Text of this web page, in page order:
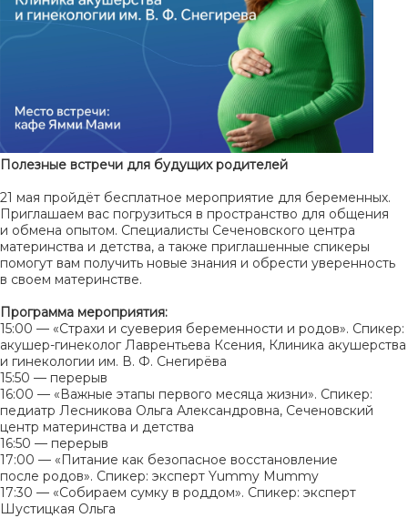
Полезные встречи для будущих родителей
21 мая пройдёт бесплатное мероприятие для беременных.
Приглашаем вас погрузиться в пространство для общения
и обмена опытом. Специалисты Сеченовского центра
материнства и детства, а также приглашенные спикеры
помогут вам получить новые знания и обрести уверенность
в своем материнстве.
Программа мероприятия:
15:00 — «Страхи и суеверия беременности и родов». Спикер:
акушер-гинеколог Лаврентьева Ксения, Клиника акушерства
и гинекологии им. В. Ф. Снегирёва
15:50 — перерыв
16:00 — «Важные этапы первого месяца жизни». Спикер:
педиатр Лесникова Ольга Александровна, Сеченовский
центр материнства и детства
16:50 — перерыв
17:00 — «Питание как безопасное восстановление
после родов». Спикер: эксперт Yummy Mummy
17:30 — «Собираем сумку в роддом». Спикер: эксперт
Шустицкая Ольга